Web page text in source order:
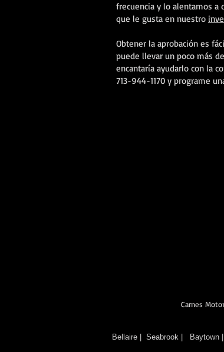
frecuencia y lo alentamos a
que le gusta en nuestro
Obtener la aprobación es
puede llevar un poco más
encantaría ayudarlo con la
713-944-1170 y programe
Carnes
Bellaire | Seabrook | Baytown |